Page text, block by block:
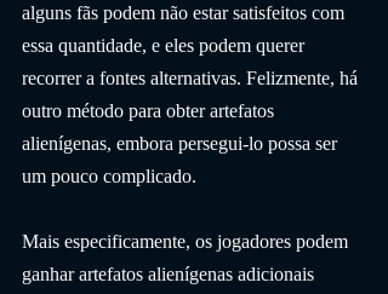
alguns fãs podem não estar satisfeitos com
essa quantidade, e eles podem querer
recorrer a fontes alternativas. Felizmente, há
outro método para obter artefatos
alienígenas, embora persegui-lo possa ser
um pouco complicado.
Mais especificamente, os jogadores podem
ganhar artefatos alienígenas adicionais